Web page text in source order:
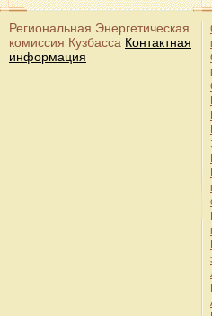
Региональная Энергетическая
комиссия Кузбасса Контактная
информация